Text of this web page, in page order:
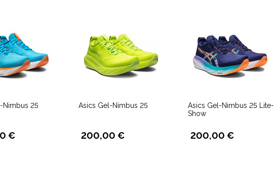
Nimbus 25
€
Asics Gel-Nimbus 25
200,00 €
Asics Gel-Nimbus 25 Lite-
Show
200,00 €